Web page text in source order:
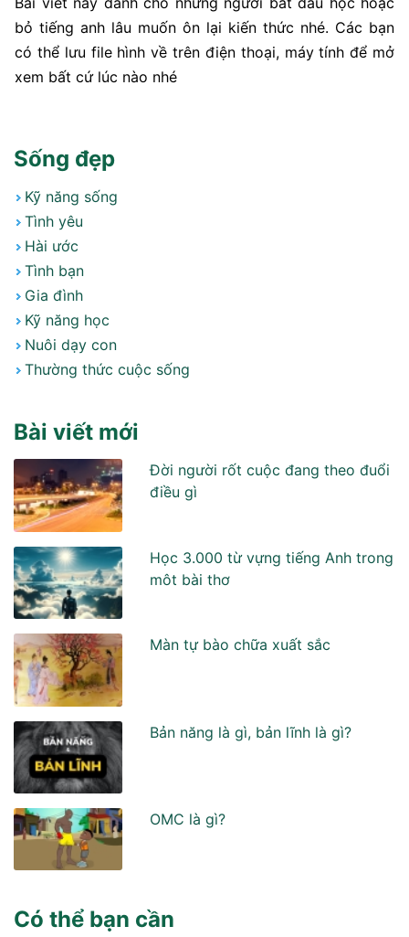
bỏ tiếng anh lâu muốn ôn lại kiến thức nhé. Các bạn
có thể lưu file hình về trên điện thoại, máy tính để mở
xem bất cứ lúc nào nhé
Sống đẹp
Kỹ năng sống
Tình yêu
Hài ước
Tình bạn
Gia đình
Kỹ năng học
Nuôi dạy con
Thường thức cuộc sống
Bài viết mới
Đời người rốt cuộc đang theo đuổi
điều gì
Học 3.000 từ vựng tiếng Anh trong
môt bài thơ
Màn tự bào chữa xuất sắc
Bản năng là gì, bản lĩnh là gì?
OMC là gì?
Có thể bạn cần